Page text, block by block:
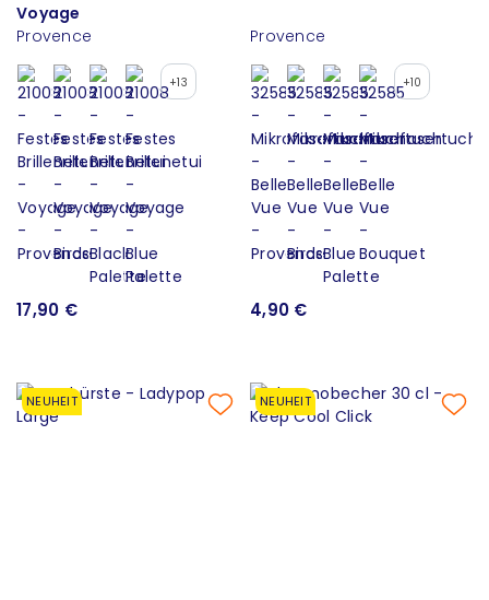
Voyage
Provence
+13
17,90 €
Provence
+10
4,90 €
NEUHEIT NEUHEIT